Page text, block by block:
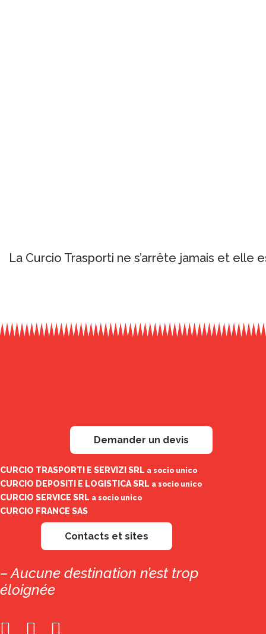
La Curcio Trasporti ne s’arrête jamais et
Demander un devis
CURCIO TRASPORTI E SERVIZI SRL a socio unico
CURCIO DEPOSITI E LOGISTICA SRL a socio unico
CURCIO SERVICE SRL a socio unico
CURCIO FRANCE SAS
Contacts et sites
– Aucune destination n’est trop
éloignée